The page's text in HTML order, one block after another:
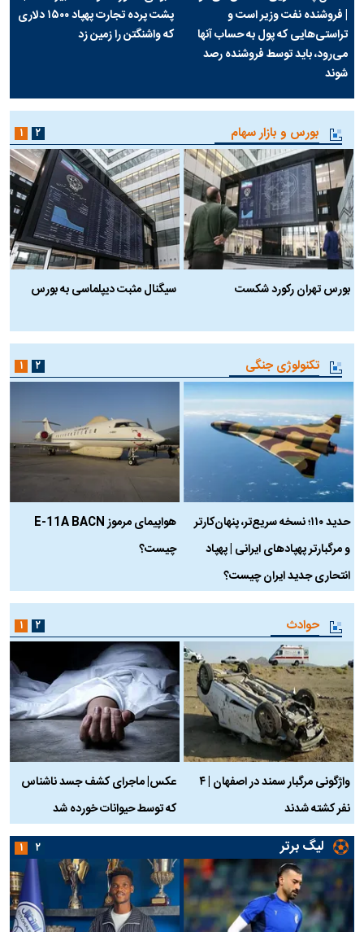
| فروشنده نفت وزیر است و
تراستی‌هایی که پول به حساب آنها
می‌رود، باید توسط فروشنده رصد
شوند
پشت پرده تجارت پهپاد‌ ۱۵۰۰ دلاری
که واشنگتن را زمین زد
بورس و بازار سهام
بورس تهران رکورد شکست
سیگنال مثبت دیپلماسی به بورس
۱ ۲
تکنولوژی جنگی
حدید ۱۱۰؛ نسخه سریع‌تر، پنهان‌کارتر
و مرگبارتر پهپادهای ایرانی | پهپاد
انتحاری جدید ایران چیست؟
هواپیمای مرموز E-11A BACN
چیست؟
۱ ۲
حوادث
واژگونی مرگبار سمند در اصفهان | ۴
نفر کشته شدند
عکس| ماجرای کشف جسد ناشناس
که توسط حیوانات خورده شد
۱ ۲
لیگ برتر ۱ ۲